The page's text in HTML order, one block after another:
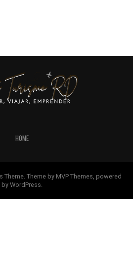
HOME
Theme by MVP Themes, powered
by WordPress.